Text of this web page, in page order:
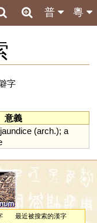
粵
普
字
意義
jaundice (arch.); a
最近被搜索的漢字